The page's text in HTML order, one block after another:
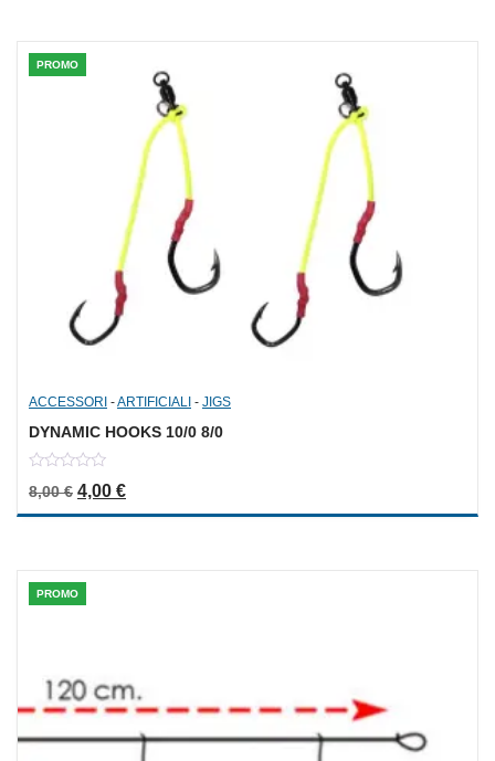
PROMO
ACCESSORI -ARTIFICIALI - JIGS
DYNAMIC HOOKS 10/0 8/0
out
8,00€ Il prezzo originale era: 8,00 €.
4,00 €Il prezzo attuale è: 4,00 €.
PROMO